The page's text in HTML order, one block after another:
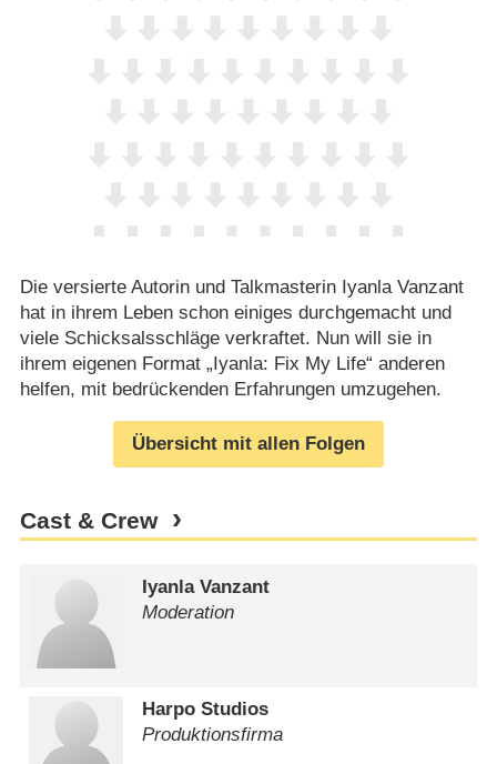
Die versierte Autorin und Talkmasterin Iyanla Vanzant
hat in ihrem Leben schon einiges durchgemacht und
viele Schicksalsschläge verkraftet. Nun will sie in
ihrem eigenen Format „Iyanla: Fix My Life“ anderen
helfen, mit bedrückenden Erfahrungen umzugehen.
Übersicht mit allen Folgen
Cast & Crew
Iyanla Vanzant
Moderation
Harpo Studios
Produktionsfirma